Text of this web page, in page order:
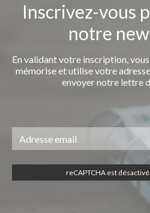
Inscrivez-vous
notre
En validant votre inscription,
mémorise et utilise votre
envoyer notre lettre
reCAPTCHA est désactivé.